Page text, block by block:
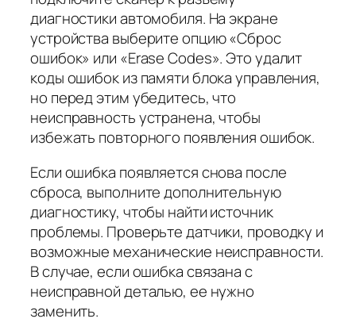
диагностики автомобиля. На экране
устройства выберите опцию «Сброс
ошибок» или «Erase Codes». Это удалит
коды ошибок из памяти блока управления,
но перед этим убедитесь, что
неисправность устранена, чтобы
избежать повторного появления ошибок.
Если ошибка появляется снова после
сброса, выполните дополнительную
диагностику, чтобы найти источник
проблемы. Проверьте датчики, проводку и
возможные механические неисправности.
В случае, если ошибка связана с
неисправной деталью, ее нужно
заменить.